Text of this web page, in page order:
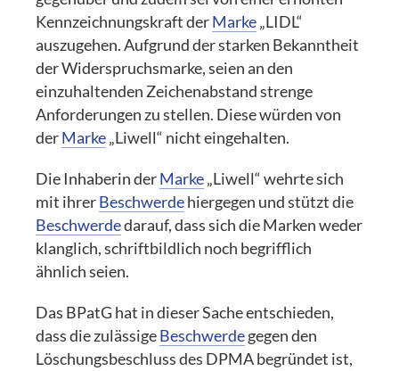
Kennzeichnungskraft derMarke„LIDL“
auszugehen. Aufgrund der starken Bekanntheit
der Widerspruchsmarke, seien an den
einzuhaltenden Zeichenabstand strenge
Anforderungen zu stellen. Diese würden von
derMarke„Liwell“ nicht eingehalten.
Die Inhaberin derMarke„Liwell“ wehrte sich
mit ihrerBeschwerdehiergegen und stützt die
Beschwerdedarauf, dass sich die Marken weder
klanglich, schriftbildlich noch begrifflich
ähnlich seien.
Das BPatG hat in dieser Sache entschieden,
dass die zulässigeBeschwerdegegen den
Löschungsbeschluss des DPMA begründet ist,